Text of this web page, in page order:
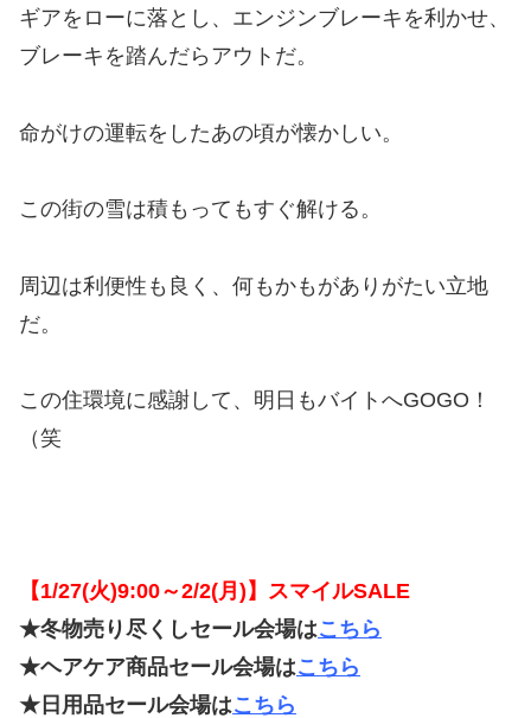
ギアをローに落とし、エンジンブレーキを利かせ、
ブレーキを踏んだらアウトだ。
命がけの運転をしたあの頃が懐かしい。
この街の雪は積もってもすぐ解ける。
周辺は利便性も良く、何もかもがありがたい立地
だ。
この住環境に感謝して、明日もバイトへGOGO！
（笑
【1/27(火)9:00～2/2(月)】スマイルSALE
★冬物売り尽くしセール会場はこちら
★ヘアケア商品セール会場はこちら
★日用品セール会場はこちら